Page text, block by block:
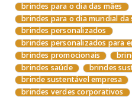
brindes para o dia das mães
brindes para o dia mundial da
brindes personalizados
brindes personalizados para
brindes promocionais
brindes saúde
brindes
brinde sustentável empresa
brindes verdes corporativos